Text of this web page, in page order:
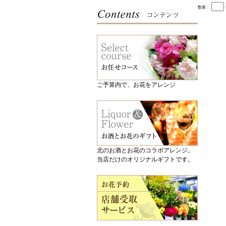
数量：
ご予算内で、お花をアレンジ
北のお酒とお花のコラボアレンジ。
当店だけのオリジナルギフトです。